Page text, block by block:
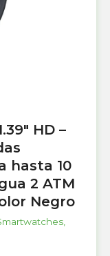
HD –
hasta 10
2 ATM
Negro
,